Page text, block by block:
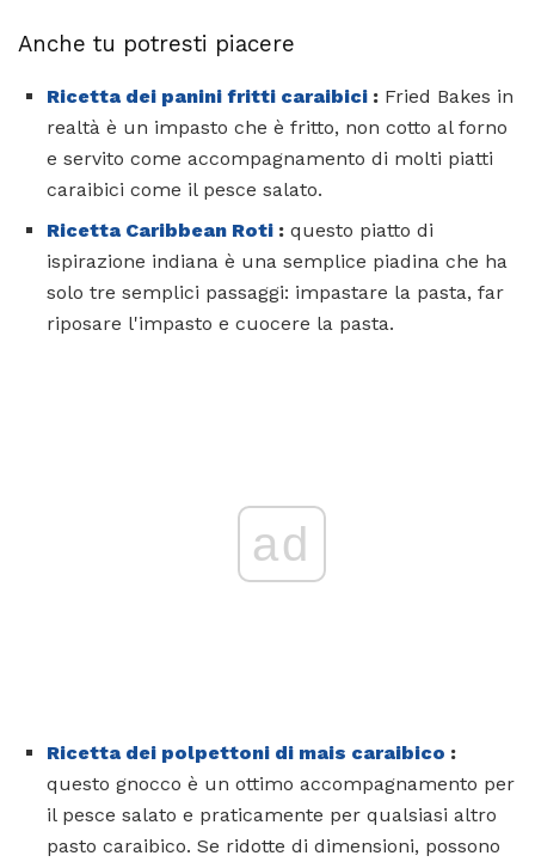
Anche tu potresti piacere
Ricetta dei panini fritti caraibici : Fried Bakes in
realtà è un impasto che è fritto, non cotto al forno
e servito come accompagnamento di molti piatti
caraibici come il pesce salato.
Ricetta Caribbean Roti : questo piatto di
ispirazione indiana è una semplice piadina che ha
solo tre semplici passaggi: impastare la pasta, far
riposare l'impasto e cuocere la pasta.
ad
Ricetta dei polpettoni di mais caraibico :
questo gnocco è un ottimo accompagnamento per
il pesce salato e praticamente per qualsiasi altro
pasto caraibico. Se ridotte di dimensioni, possono